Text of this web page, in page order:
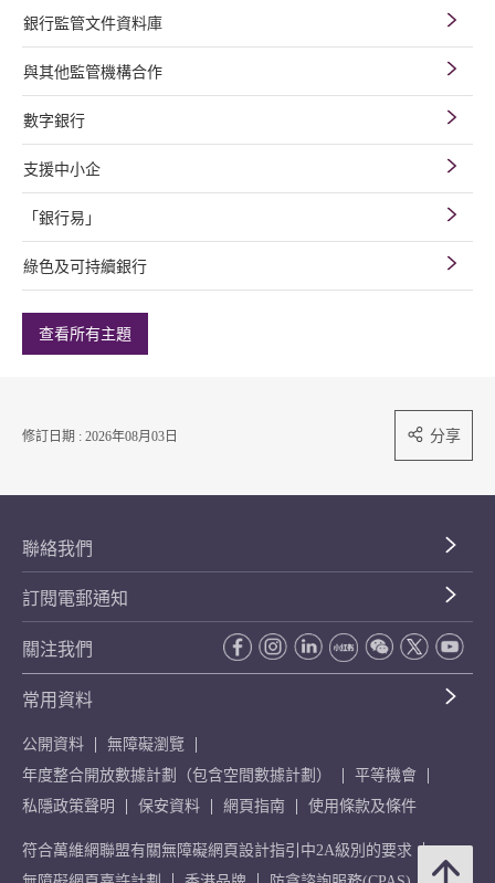
銀行監管文件資料庫
與其他監管機構合作
數字銀行
支援中小企
「銀行易」
綠色及可持續銀行
查看所有主題
修訂日期 : 2026年08月03日 分享
聯絡我們
訂閱電郵通知
關注我們
常用資料
公開資料
無障礙瀏覽
年度整合開放數據計劃（包含空間數據計劃）
平等機會
私隱政策聲明
保安資料 網頁指南 使用條款及條件
符合萬維網聯盟有關無障礙網頁設計指引中2A級別的要求